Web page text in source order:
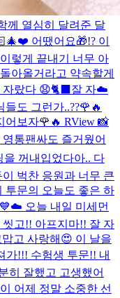
께 열심히 달려준 달
어땠어요🎁!? 이
렇게 끝내기 너무 아
아올거라고 약속할게
랐다 😧🐈‍⬛ 잘 자☁️
들도 그런가..??🌹🔥
어보자🌹🔥 RView 📸
영통팬싸도 즐거웠어
을 꺼내입었다아.. 다
벅찬 응원과 너무 큰
투문의 오늘도 좋은 하
오늘 내일 미세먼
고!! 아프지마!! 잘 자
고 사랑해😍 이 날을
가!!! 수험생 투문!! 내
히 잘했고 고생했어
어제 정말 소중한 선